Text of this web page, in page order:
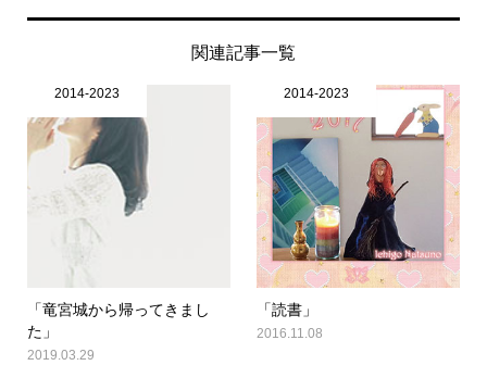
関連記事一覧
2014-2023
「竜宮城から帰ってきまし
た」
2019.03.29
2014-2023
「読書」
2016.11.08